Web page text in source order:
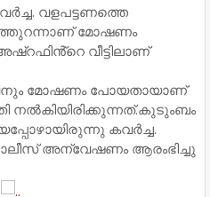
വളപട്ടണത്തെ
മോഷണം
വീട്ടിലാണ്
മോഷണം പോയതായാണ്
കവർച്ച.
അന്വേഷണം ആരംഭിച്ചു